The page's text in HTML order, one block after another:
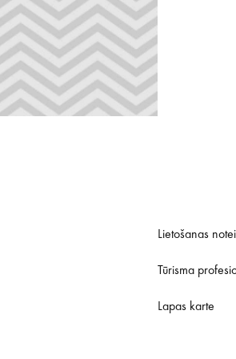
Lietošanas
Tūrisma
Lapas karte